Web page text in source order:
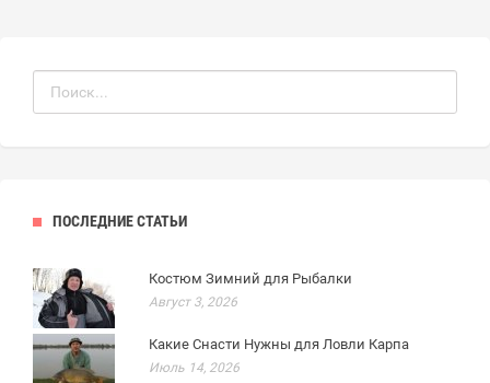
ПОСЛЕДНИЕ СТАТЬИ
Костюм Зимний для Рыбалки
Август 3, 2026
Какие Снасти Нужны для Ловли Карпа
Июль 14, 2026